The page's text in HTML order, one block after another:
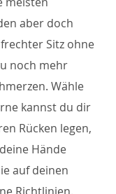
aber doch
Sitz ohne
noch mehr
Wähle
kannst du dir
Rücken legen,
Hände
auf deinen